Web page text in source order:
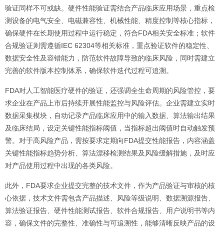
验证同样不可或缺。硬件性能验证需结合产品临床应用场景，重点检
测设备的电气安全、电磁兼容性、机械性能、精度控制等核心指标，
确保硬件在长期使用过程中运行稳定，符合FDA相关安全标准；软件
合规验证则需遵循IEC 62304等相关标准，重点验证软件的稳定性、
数据安全性及容错能力，防范软件故障导致的临床风险，同时需建立
完善的软件版本控制体系，确保软件迭代过程可追溯。
FDA对人工智能医疗硬件的验证，还强调全生命周期的风险管控，要
求企业在产品上市后持续开展性能监控与风险评估。企业需建立实时
数据采集模块，自动记录产品临床应用中的输入数据、算法输出结果
及临床结局，设定关键性能指标阈值，当指标超出阈值时自动触发预
警。对于高风险产品，需按要求定期向FDA提交性能报告，内容涵盖
关键性能指标趋势分析、算法漂移检测结果及风险缓解措施，及时应
对产品使用过程中出现的各类风险。
此外，FDA要求企业提交完整的技术文件，作为产品验证与审核的核
心依据，技术文件需包含产品描述、风险等级说明、数据溯源报告、
算法验证报告、硬件性能测试报告、软件合规报告、用户说明书等内
容，确保文件的完整性、准确性与可追溯性，能够清晰反映产品的设